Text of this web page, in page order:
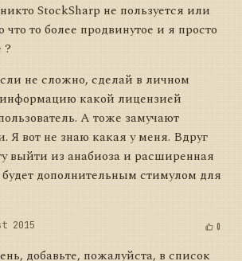
StockSharp не пользуется или
что то более продвинутое и я просто
?
не сложно, сделай в личном
какой лицензией
А тоже замучают
Я вот не знаю какая у меня. Вдруг
выйти из анабиоза и расширенная
дополнительным стимулом для
2015 0
добавьте, пожалуйста, в список